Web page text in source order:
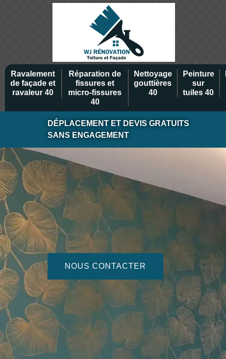
Ravalement
de façade et
ravaleur 40
Réparation de
fissures et
micro-fissures
40
Nettoyage
gouttières
40
Peinture
sur
tuiles 40
DÉPLACEMENT ET DEVIS GRATUITS
SANS ENGAGEMENT
NOUS CONTACTER